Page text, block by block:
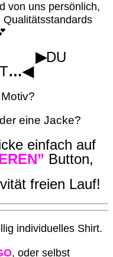
von uns persönlich,
Qualitätsstandards
DU
…◀
eine Jacke?
einfach auf
Button,
freien Lauf!
individuelles Shirt.
, oder selbst